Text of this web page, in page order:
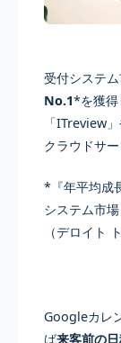
受付システ
No.1*を獲得
「ITreview
クラウドサー
*『年平均成
システム市
（デロイト
Googleカレ
ば来客前の